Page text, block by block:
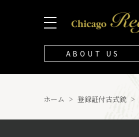
ABOUT US
ホーム > 登録証付古式銃 >